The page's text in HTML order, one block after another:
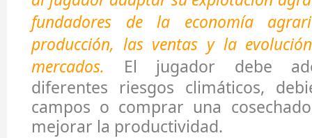
fundadores de la economía
producción, las ventas y la
mercados. El jugador debe
diferentes riesgos climáticos,
campos o comprar una
mejorar la productividad.